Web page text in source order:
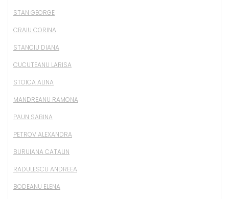
STAN GEORGE
CRAIU CORINA
STANCIU DIANA
CUCUTEANU LARISA
STOICA ALINA
MANDREANU RAMONA
PAUN SABINA
PETROV ALEXANDRA
BURUIANA CATALIN
RADULESCU ANDREEA
BODEANU ELENA